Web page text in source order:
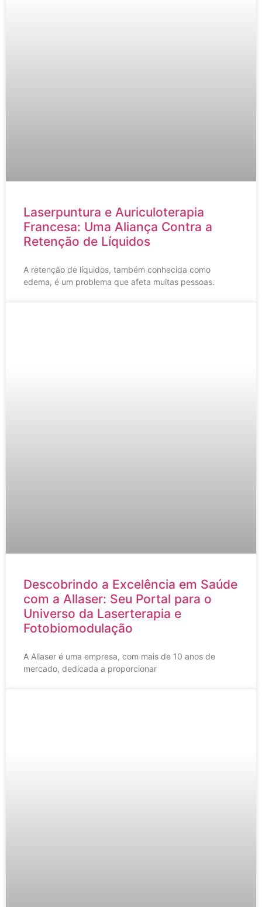
Laserpuntura e Auriculoterapia
Francesa: Uma Aliança Contra a
Retenção de Líquidos
A retenção de líquidos, também conhecida como
edema, é um problema que afeta muitas pessoas.
Descobrindo a Excelência em Saúde
com a Allaser: Seu Portal para o
Universo da Laserterapia e
Fotobiomodulação
A Allaser é uma empresa, com mais de 10 anos de
mercado, dedicada a proporcionar